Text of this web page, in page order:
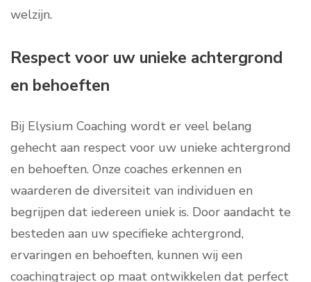
welzijn.
Respect voor uw unieke achtergrond
en behoeften
Bij Elysium Coaching wordt er veel belang
gehecht aan respect voor uw unieke achtergrond
en behoeften. Onze coaches erkennen en
waarderen de diversiteit van individuen en
begrijpen dat iedereen uniek is. Door aandacht te
besteden aan uw specifieke achtergrond,
ervaringen en behoeften, kunnen wij een
coachingtraject op maat ontwikkelen dat perfect